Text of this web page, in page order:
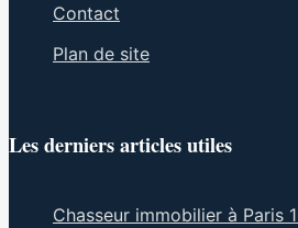
Contact
Plan de site
Les derniers articles utiles
Chasseur immobilier à Paris